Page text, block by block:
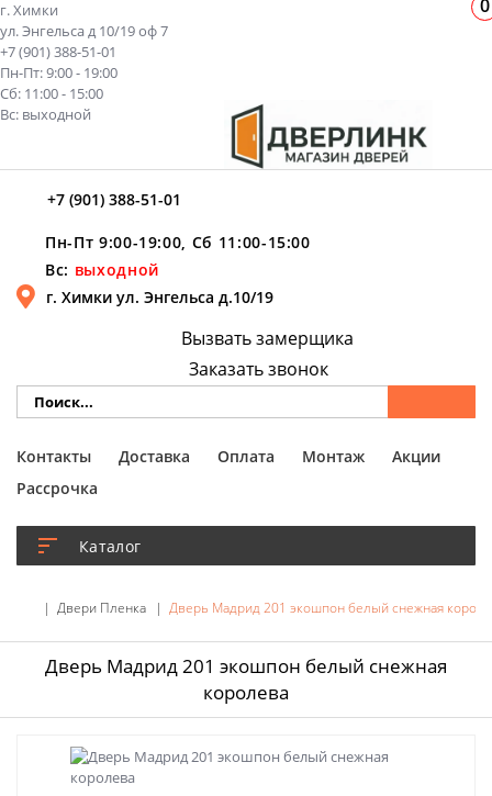
г. Химки
ул. Энгельса д 10/19 оф 7
+7 (901) 388-51-01
Пн-Пт: 9:00 - 19:00
Сб: 11:00 - 15:00
Вс: выходной
+7 (901) 388-51-01
Пн-Пт 9:00-19:00, Сб 11:00-15:00
Вс: выходной
г. Химки ул. Энгельса д.10/19
Каталог
Вызвать замерщика
Заказать звонок
Контакты Доставка Оплата Монтаж
Акции
Рассрочка
Двери Пленка Дверь Мадрид 201 экошпон белый снежная
Дверь Мадрид 201 экошпон белый снежная
королева
0